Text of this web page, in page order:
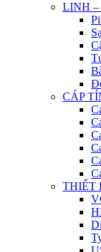
LINH –
CÁP
THIẾT